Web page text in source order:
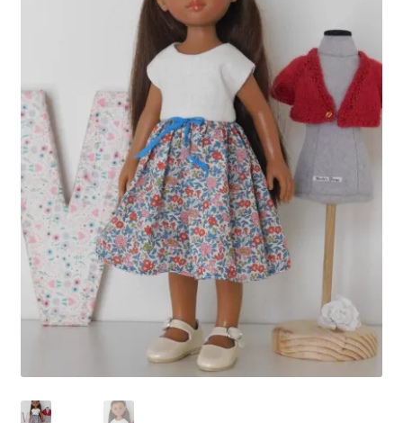
Panier
Politique de confidentialité
Politique de cookies (UE)
Validation de la commande